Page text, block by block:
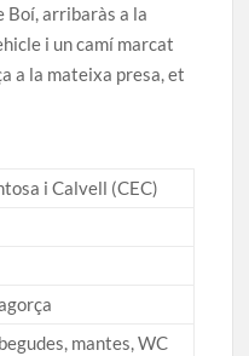
Boí, arribaràs a la
i un camí marcat
a la mateixa presa, et
i Calvell (CEC)
mantes, WC